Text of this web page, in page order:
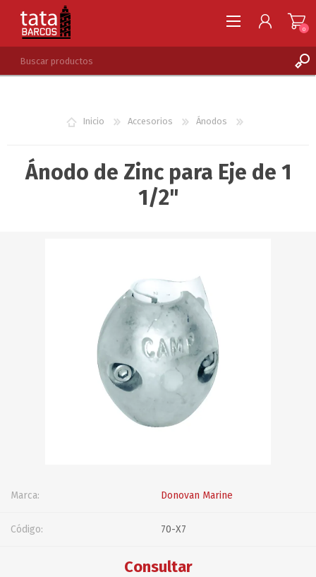
LISTA DE DESEOS
0
Inicio Accesorios Ánodos
Ánodo de Zinc para Eje de 1
1/2"
Marca: Donovan Marine
Código: 70-X7
Consultar